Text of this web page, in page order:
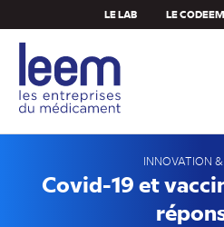
au
contenu
principal
LE LAB LE CODEEM
INNOVATION
Covid-19 et